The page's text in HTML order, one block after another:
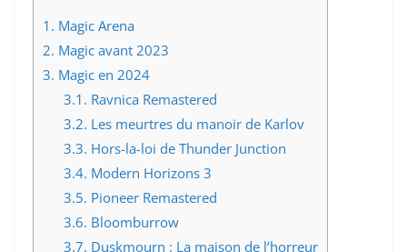
1. Magic Arena
2. Magic avant 2023
3. Magic en 2024
3.1. Ravnica Remastered
3.2. Les meurtres du manoir de Karlov
3.3. Hors-la-loi de Thunder Junction
3.4. Modern Horizons 3
3.5. Pioneer Remastered
3.6. Bloomburrow
3.7. Duskmourn : La maison de l’horreur